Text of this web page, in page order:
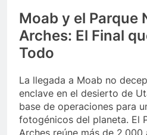
Moab y el Parque
Arches: El Final
Todo
La llegada a Moab no
enclave en el desierto de
base de operaciones para
fotogénicos del planeta. El
Arches reúne más de